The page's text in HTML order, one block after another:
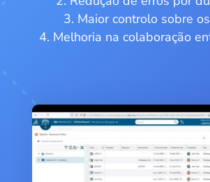
Maior controlo sobre
Melhoria na colaboração